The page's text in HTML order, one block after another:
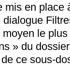
en place
le
» du
de ce sous-